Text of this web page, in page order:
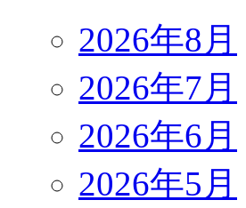
2026年8月
2026年7月
2026年6月
2026年5月